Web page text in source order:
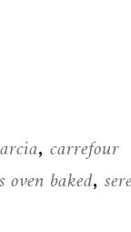
,carrefour
oven baked,